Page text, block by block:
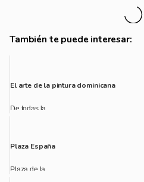
También te puede interesar:
El arte de la pintura dominicana
De todas la...
Plaza España
Plaza de la...